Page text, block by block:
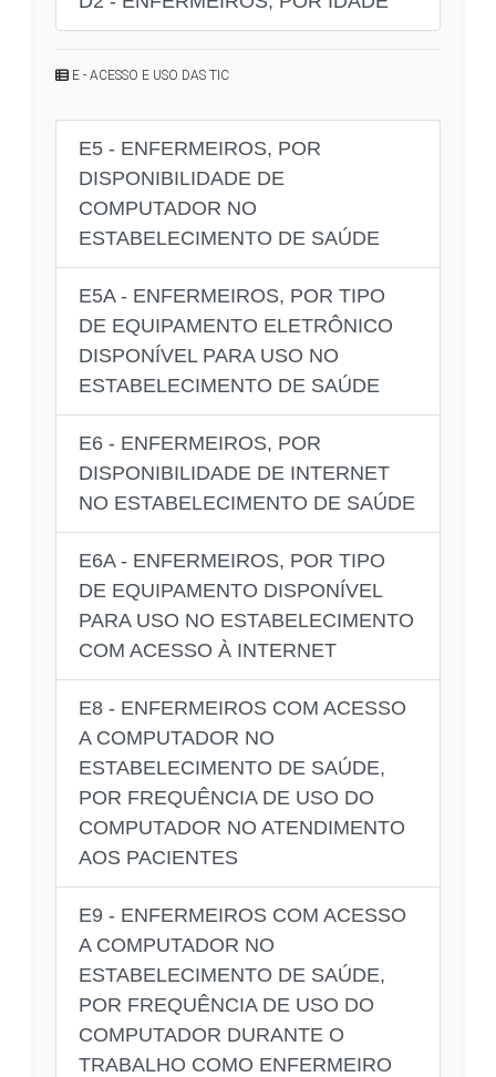
E - ACESSO E USO DAS TIC
E5 - ENFERMEIROS, POR
DISPONIBILIDADE DE
COMPUTADOR NO
ESTABELECIMENTO DE SAÚDE
E5A - ENFERMEIROS, POR TIPO
DE EQUIPAMENTO ELETRÔNICO
DISPONÍVEL PARA USO NO
ESTABELECIMENTO DE SAÚDE
E6 - ENFERMEIROS, POR
DISPONIBILIDADE DE INTERNET
NO ESTABELECIMENTO DE SAÚDE
E6A - ENFERMEIROS, POR TIPO
DE EQUIPAMENTO DISPONÍVEL
PARA USO NO ESTABELECIMENTO
COM ACESSO À INTERNET
E8 - ENFERMEIROS COM ACESSO
A COMPUTADOR NO
ESTABELECIMENTO DE SAÚDE,
POR FREQUÊNCIA DE USO DO
COMPUTADOR NO ATENDIMENTO
AOS PACIENTES
E9 - ENFERMEIROS COM ACESSO
A COMPUTADOR NO
ESTABELECIMENTO DE SAÚDE,
POR FREQUÊNCIA DE USO DO
COMPUTADOR DURANTE O
TRABALHO COMO ENFERMEIRO